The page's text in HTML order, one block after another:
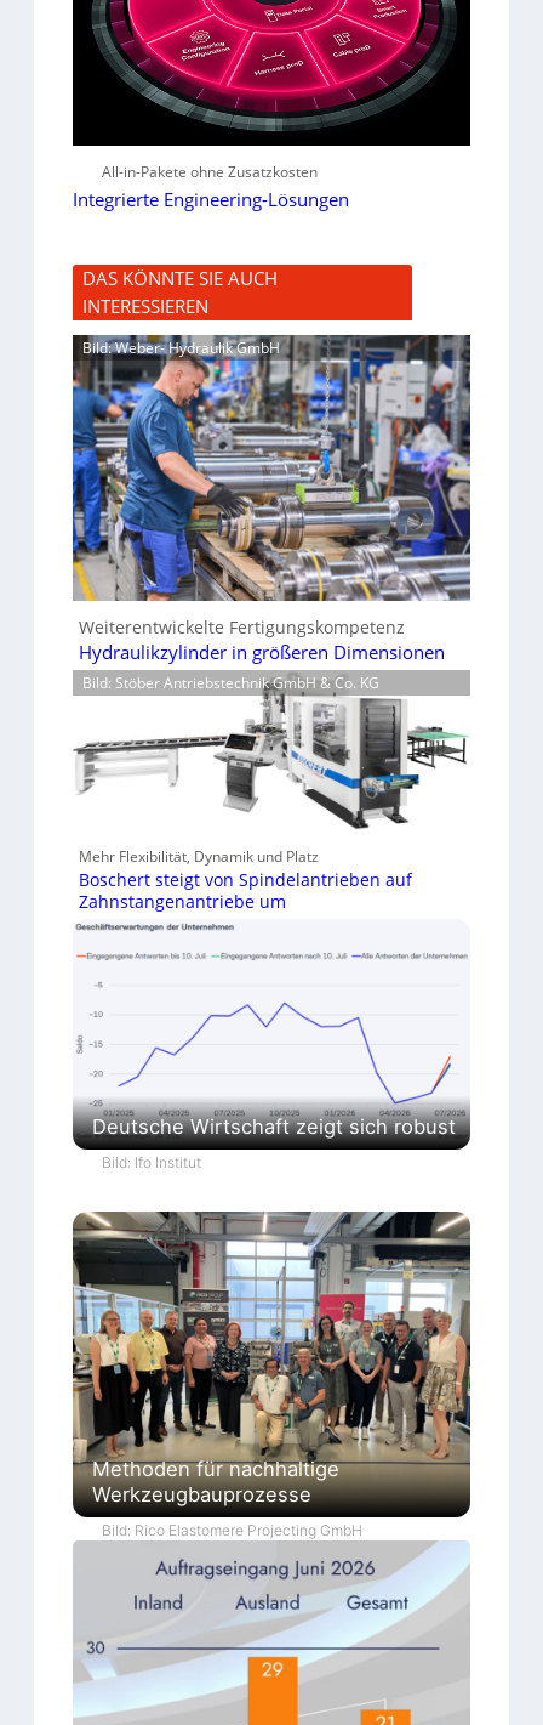
All-in-Pakete ohne Zusatzkosten
Integrierte Engineering-Lösungen
DAS KÖNNTE SIE AUCH
INTERESSIEREN
Bild: Weber- Hydraulik GmbH
Weiterentwickelte Fertigungskompetenz
Hydraulikzylinder in größeren Dimensionen
Bild: Stöber Antriebstechnik GmbH & Co. KG
Mehr Flexibilität, Dynamik und Platz
Boschert steigt von Spindelantrieben auf
Zahnstangenantriebe um
Deutsche Wirtschaft zeigt sich robust
Bild: Ifo Institut
Methoden für nachhaltige
Werkzeugbauprozesse
Bild: Rico Elastomere Projecting GmbH